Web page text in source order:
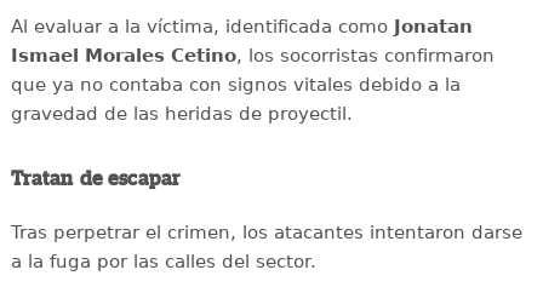
Al evaluar a la víctima, identificada como Jonatan
Ismael Morales Cetino, los socorristas confirmaron
que ya no contaba con signos vitales debido a la
gravedad de las heridas de proyectil.
Tratan de escapar
Tras perpetrar el crimen, los atacantes intentaron darse
a la fuga por las calles del sector.